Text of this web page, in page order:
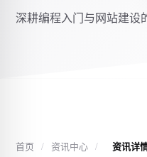
深耕编程入门与网站建设
首页 / 资讯中心 / 资讯详